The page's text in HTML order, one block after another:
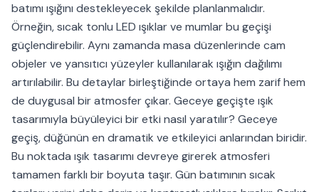
batımı ışığını destekleyecek şekilde planlanmalıdır.
Örneğin, sıcak tonlu LED ışıklar ve mumlar bu geçişi
güçlendirebilir. Aynı zamanda masa düzenlerinde cam
objeler ve yansıtıcı yüzeyler kullanılarak ışığın dağılımı
artırılabilir. Bu detaylar birleştiğinde ortaya hem zarif hem
de duygusal bir atmosfer çıkar. Geceye geçişte ışık
tasarımıyla büyüleyici bir etki nasıl yaratılır? Geceye
geçiş, düğünün en dramatik ve etkileyici anlarından biridir.
Bu noktada ışık tasarımı devreye girerek atmosferi
tamamen farklı bir boyuta taşır. Gün batımının sıcak